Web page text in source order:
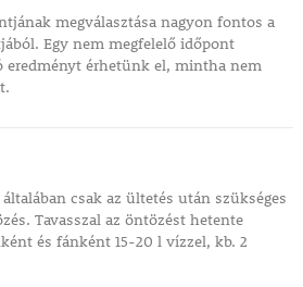
megválasztása nagyon fontos a
Egy nem megfelelő időpont
eredményt érhetünk el, mintha nem
csak az ültetés után szükséges
Tavasszal az öntözést hetente
és fánként 15-20 l vízzel, kb. 2